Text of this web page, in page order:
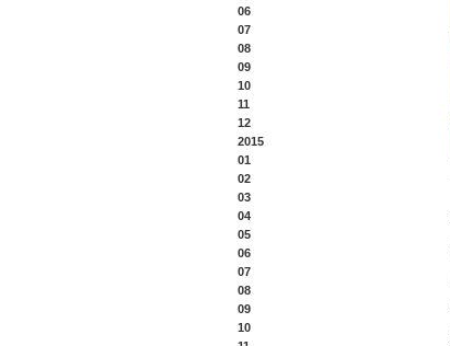
06
07
08
09
10
11
12
2015
01
02
03
04
05
06
07
08
09
10